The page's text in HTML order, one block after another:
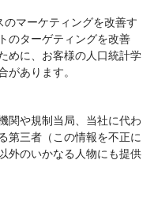
マーケティングを改善す
のターゲティングを改善
めに、お客様の人口統計学
があります。
関や規制当局、当社に代わ
第三者（この情報を不正に
外のいかなる人物にも提供